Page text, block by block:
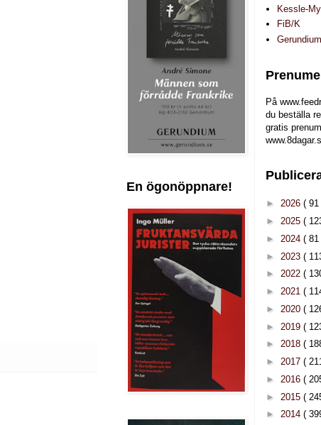
En ögonöppnare!
Kessle-
FiB/K
På
du beställa
gratis
► 2026 ( 91
► 2025 (
► 2024 ( 81
► 2023 (
► 2022 (
► 2021 (
► 2020 (
► 2019 (
► 2018 (
► 2017 (
► 2016 (
► 2015 (
► 2014 (